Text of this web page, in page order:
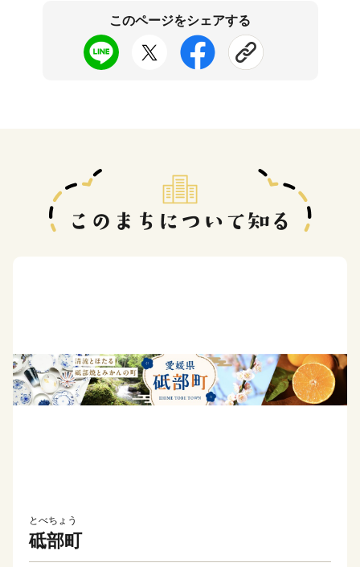
このページをシェアする
とべちょう
砥部町